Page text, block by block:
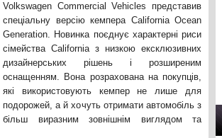
Volkswagen Commercial Vehicles представив
спеціальну версію кемпера California Ocean
Generation. Новинка поєднує характерні риси
сімейства California з низкою ексклюзивних
дизайнерських рішень і розширеним
оснащенням. Вона розрахована на покупців,
які використовують кемпер не лише для
подорожей, а й хочуть отримати автомобіль з
більш виразним зовнішнім виглядом та